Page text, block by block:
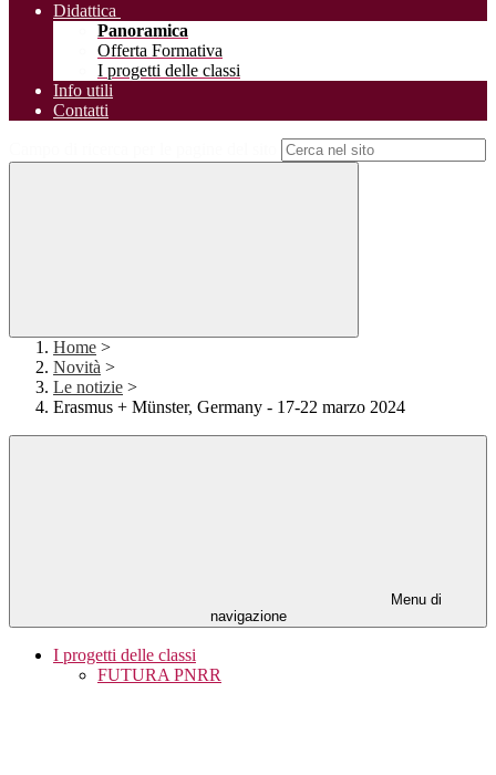
Didattica
Panoramica
Offerta Formativa
I progetti delle classi
Info utili
Contatti
Home >
Novità >
Le notizie >
Erasmus + Münster, Germany - 17-22 marzo 2024
Menu di
navigazione
I progetti delle classi
FUTURA PNRR